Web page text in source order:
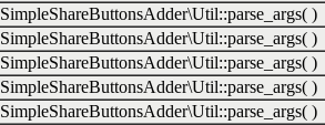
SimpleShareButtonsAdder\Util::parse_args( )
SimpleShareButtonsAdder\Util::parse_args( )
SimpleShareButtonsAdder\Util::parse_args( )
SimpleShareButtonsAdder\Util::parse_args( )
SimpleShareButtonsAdder\Util::parse_args( )